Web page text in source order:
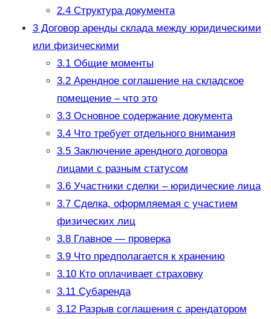
2.4Структура документа
3Договор аренды склада между юридическими
или физическими
3.1Общие моменты
3.2Арендное соглашение на складское
помещение – что это
3.3Основное содержание документа
3.4Что требует отдельного внимания
3.5Заключение арендного договора
лицами с разным статусом
3.6Участники сделки – юридические лица
3.7Сделка, оформляемая с участием
физических лиц
3.8Главное — проверка
3.9Что предполагается к хранению
3.10Кто оплачивает страховку
3.11Субаренда
3.12Разрыв соглашения с арендатором